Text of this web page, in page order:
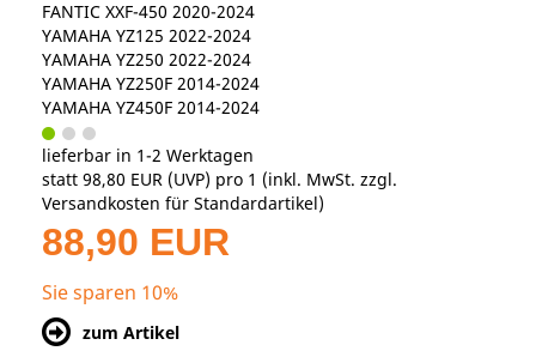
FANTIC XXF-450 2020-2024
YAMAHA YZ125 2022-2024
YAMAHA YZ250 2022-2024
YAMAHA YZ250F 2014-2024
YAMAHA YZ450F 2014-2024
lieferbar in 1-2 Werktagen
statt 98,80 EUR (UVP) pro 1 (inkl. MwSt. zzgl.
Versandkosten für Standardartikel)
88,90 EUR
Sie sparen 10%
zum Artikel